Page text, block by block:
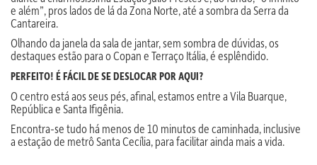
e além”, pros lados de lá da Zona Norte, até a sombra da Serra da
Cantareira.
Olhando da janela da sala de jantar, sem sombra de dúvidas, os
destaques estão para o Copan e Terraço Itália, é esplêndido.
PERFEITO! É FÁCIL DE SE DESLOCAR POR AQUI?
O centro está aos seus pés, afinal, estamos entre a Vila Buarque,
República e Santa Ifigênia.
Encontra-se tudo há menos de 10 minutos de caminhada, inclusive
a estação de metrô Santa Cecília, para facilitar ainda mais a vida.